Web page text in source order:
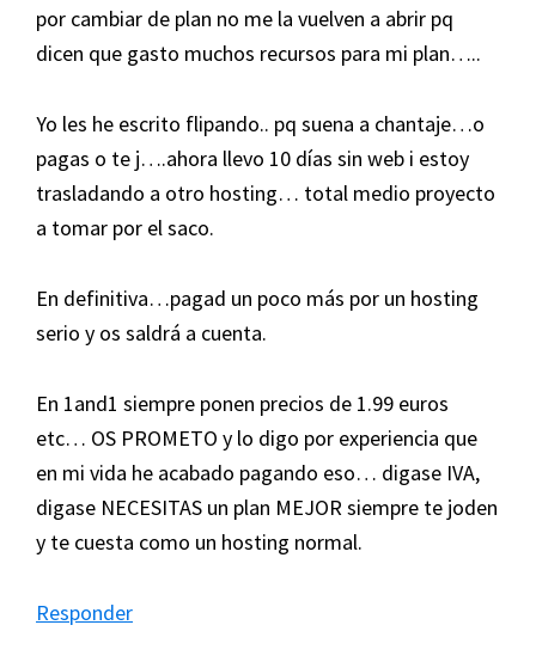
por cambiar de plan no me la vuelven a abrir pq
dicen que gasto muchos recursos para mi plan…..
Yo les he escrito flipando.. pq suena a chantaje…o
pagas o te j….ahora llevo 10 días sin web i estoy
trasladando a otro hosting… total medio proyecto
a tomar por el saco.
En definitiva…pagad un poco más por un hosting
serio y os saldrá a cuenta.
En 1and1 siempre ponen precios de 1.99 euros
etc… OS PROMETO y lo digo por experiencia que
en mi vida he acabado pagando eso… digase IVA,
digase NECESITAS un plan MEJOR siempre te joden
y te cuesta como un hosting normal.
Responder